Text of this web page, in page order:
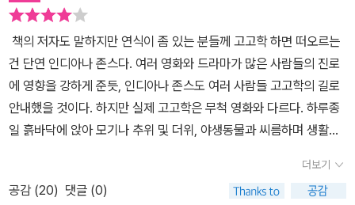
애락을 느끼면서 살았다. 유물에 숨어 있는 이야기, 아주 오래 전 그들
이 살았던 모습을 상상하고 느낄 수 있을 때, 그들이 단순한 유물이 아
닌 지금의 우리와 전연 다를 것 없었던 사람들인 걸 알게 된다는 걸,
우리는 알게 된다. 이 책 『강인욱의 고고학 여행』에는 과거는 어떤 식
으로 현재에 이어졌는가라는 화두가 거대한 줄기로 뻗어 있으며, 이
에 대한 질문과 대답들이 열매처럼 매달려 있다. 이 문답과 사색의 과
정은 지금의 시대를 바라보는 색다른 관점을 우리에게 선사한다. 과
거를 더 알아갈수록 새로운 현재를 만들어갈 수 있다는 이 놀라운 역
설은 지금의 이 시대에 시사하는 바가 작지 않다. 이 책을 통해 고고학
하는 학문이라고 대충 알고 있는데, 지은이는 본격적인 이야기에 앞
서 고고학에 대한 정의부터 이야기해주었단다.============
======(22)고고학은쉽게 설명하면, 유물을 연구해서 과거 사람
들의 살아가는 모습, 지식, 문화 등을 밝히는 것이다. 인간은 왜 그렇
게 과거 사람들의 모습에관심이 많았을까? 단순한 호기심 때문에?
그렇지 않다. 그건 바로 과거를 생각하고, 이를 통해 미래를 예측하는
인류의 진화하는숙명에 기인한다.==================위
에서 이야기한 것처럼 유물을통해서 과거 사람들의 모든 것을 밝히는
것이 고고학이라는 것이래. 그래서 이 책은 유물로 알 수 있는옛 사람
책의 저자도 말하지만 연식이 좀 있는 분들께 고고학 하면 떠오르는
건 단연 인디아나 존스다. 여러 영화와 드라마가 많은 사람들의 진로
에 영향을 강하게 준듯, 인디아나 존스도 여러 사람들 고고학의 길로
안내했을 것이다. 하지만 실제 고고학은 무척 영화와 다르다. 하루종
일 흙바닥에 앉아 모기나 추위 및 더위, 야생동물과 씨름하며 생활한
아니다. 대부분의 고고학적 발견은 보물찾기와는 다른 것이다. 실제
인디아나존스처럼 다른 나라에 자기 맘대로 가서 여러 사람 때려패고
더보기
공감 (20) 댓글 (0)